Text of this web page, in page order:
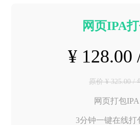
网页IPA
¥ 128.00
原价 ¥ 325.00 /
网页打包IPA
3分钟一键在线打